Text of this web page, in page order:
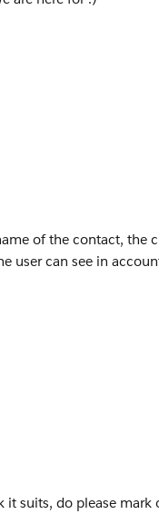
of the contact, the
user can see in
suits, do please mark